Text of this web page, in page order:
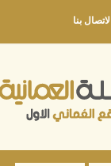
الاتصال بنا